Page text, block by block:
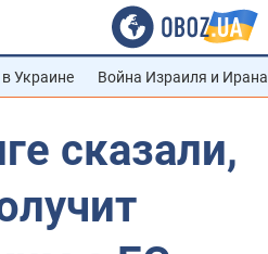
Украине Война Израиля и Ирана
сказали,